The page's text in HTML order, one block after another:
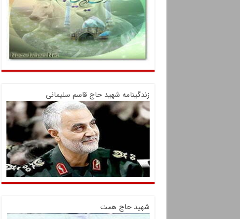
زندگینامه شهید حاج قاسم سلیمانی
شهید حاج همت